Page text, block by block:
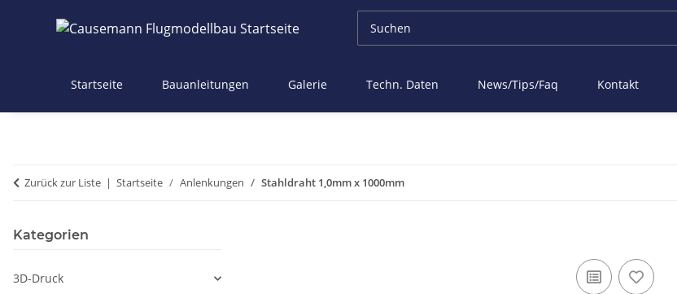
Startseite Bauanleitungen Galerie Techn. Daten News/Tips/Faq Kontakt
Zurück zur Liste Startseite Anlenkungen Stahldraht 1,0mm x 1000mm
Kategorien
3D-Druck